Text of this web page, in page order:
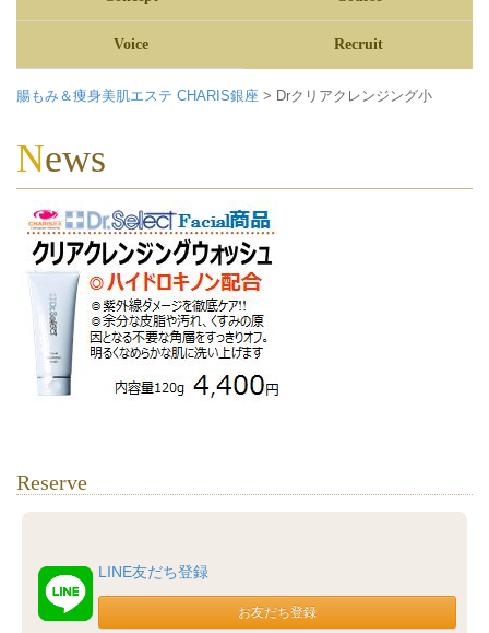
Voice Recruit
腸もみ＆痩身美肌エステ CHARIS銀座 > Drクリアクレンジング小
News
Reserve
LINE友だち登録